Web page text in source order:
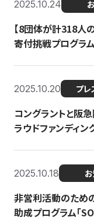
2025.10.24
【8団体が計318人
寄付挑戦プログラ
2025.10.20 プレ
コングラントと阪
ラウドファンディン
2025.10.18
非営利活動のため
助成プログラム「